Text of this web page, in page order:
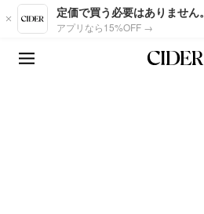
Skip to main content
定価で買う必要はありません。
アプリなら15%OFF →